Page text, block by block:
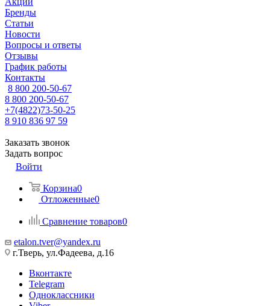
Бренды
Статьи
Новости
Вопросы и ответы
Отзывы
График работы
Контакты
8 800 200-50-67
8 800 200-50-67
+7(4822)73-50-25
8 910 836 97 59
Заказать звонок
Задать вопрос
Войти
Корзина0
Отложенные0
Сравнение товаров0
etalon.tver@yandex.ru
г.Тверь, ул.Фадеева, д.16
Вконтакте
Telegram
Одноклассники